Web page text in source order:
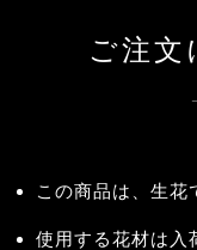
ご注文
この商品は、生花
使用する花材は入